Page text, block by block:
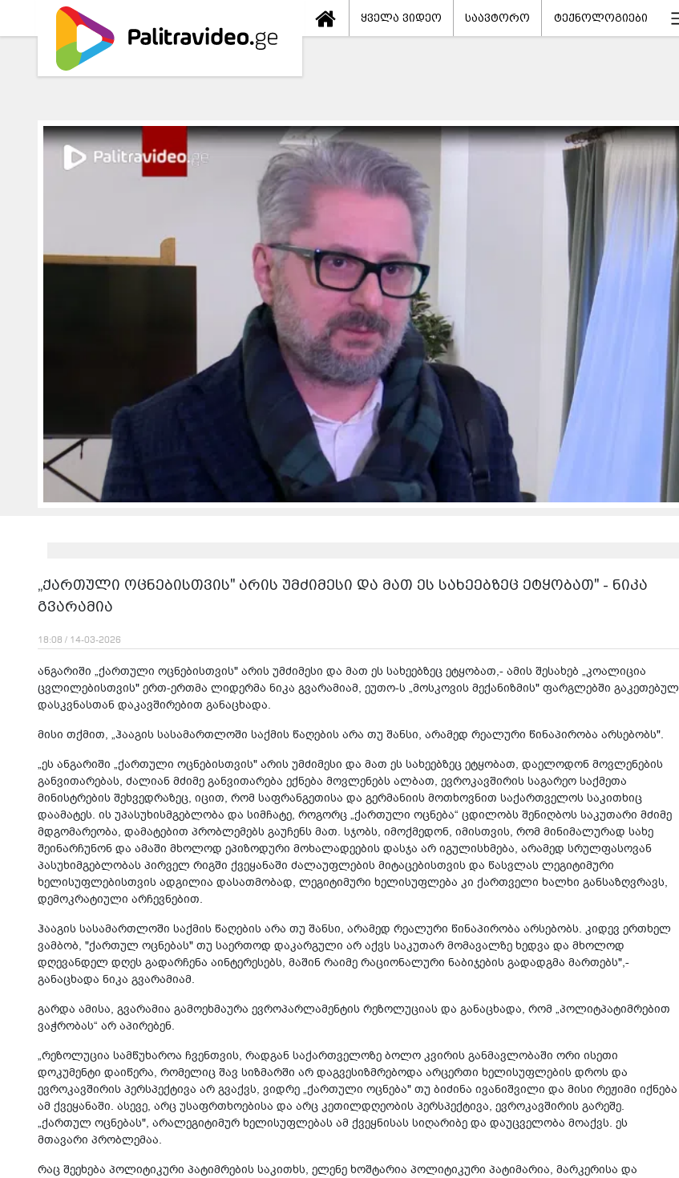
ყველა ვიდეო საავტორო ტექნოლოგიები
„ქართული ოცნებისთვის" არის უმძიმესი და მათ ეს სახეებზეც ეტყობათ" - ნიკა
გვარამია
18:08 / 14-03-2026
ანგარიში „ქართული ოცნებისთვის" არის უმძიმესი და მათ ეს სახეებზეც ეტყობათ,- ამის შესახებ „კოალიცია
ცვლილებისთვის" ერთ-ერთმა ლიდერმა ნიკა გვარამიამ, ეუთო-ს „მოსკოვის მექანიზმის" ფარგლებში გაკეთებულ
დასკვნასთან დაკავშირებით განაცხადა.
მისი თქმით, „ჰააგის სასამართლოში საქმის წაღების არა თუ შანსი, არამედ რეალური წინაპირობა არსებობს".
„ეს ანგარიში „ქართული ოცნებისთვის" არის უმძიმესი და მათ ეს სახეებზეც ეტყობათ, დაელოდონ მოვლენების
განვითარებას, ძალიან მძიმე განვითარება ექნება მოვლენებს ალბათ, ევროკავშირის საგარეო საქმეთა
მინისტრების შეხვედრაზეც, იცით, რომ საფრანგეთისა და გერმანიის მოთხოვნით საქართველოს საკითხიც
დაამატეს. ის უპასუხისმგებლობა და სიმჩატე, როგორც „ქართული ოცნება“ ცდილობს შენიღბოს საკუთარი მძიმე
მდგომარეობა, დამატებით პრობლემებს გაუჩენს მათ. სჯობს, იმოქმედონ, იმისთვის, რომ მინიმალურად სახე
შეინარჩუნონ და ამაში მხოლოდ ეპიზოდური მოხალადეების დასჯა არ იგულისხმება, არამედ სრულფასოვან
პასუხიმგებლობას პირველ რიგში ქვეყანაში ძალაუფლების მიტაცებისთვის და წასვლას ლეგიტიმური
ხელისუფლებისთვის ადგილია დასათმობად, ლეგიტიმური ხელისუფლება კი ქართველი ხალხი განსაზღვრავს,
დემოკრატიული არჩევნებით.
ჰააგის სასამართლოში საქმის წაღების არა თუ შანსი, არამედ რეალური წინაპირობა არსებობს. კიდევ ერთხელ
ვამბობ, "ქართულ ოცნებას" თუ საერთოდ დაკარგული არ აქვს საკუთარ მომავალზე ხედვა და მხოლოდ
დღევანდელ დღეს გადარჩენა აინტერესებს, მაშინ რაიმე რაციონალური ნაბიჯების გადადგმა მართებს",-
განაცხადა ნიკა გვარამიამ.
გარდა ამისა, გვარამია გამოეხმაურა ევროპარლამენტის რეზოლუციას და განაცხადა, რომ „პოლიტპატიმრებით
ვაჭრობას“ არ აპირებენ.
„რეზოლუცია სამწუხაროა ჩვენთვის, რადგან საქართველოზე ბოლო კვირის განმავლობაში ორი ისეთი
დოკუმენტი დაიწერა, რომელიც შავ სიზმარში არ დაგვესიზმრებოდა არცერთი ხელისუფლების დროს და
ევროკავშირის პერსპექტივა არ გვაქვს, ვიდრე „ქართული ოცნება" თუ ბიძინა ივანიშვილი და მისი რეჟიმი იქნება
ამ ქვეყანაში. ასევე, არც უსაფრთხოებისა და არც კეთილდღეობის პერსპექტივა, ევროკავშირის გარეშე.
„ქართულ ოცნებას", არალეგიტიმურ ხელისუფლებას ამ ქვეყნისას სიღარიბე და დაუცველობა მოაქვს. ეს
მთავარი პრობლემაა.
რაც შეეხება პოლიტიკური პატიმრების საკითხს, ელენე ხოშტარია პოლიტიკური პატიმარია, მარკერისა და